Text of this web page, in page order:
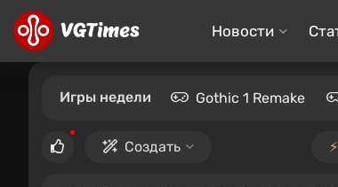
Новости
Игры недели Gothic 1 Remake
Создать